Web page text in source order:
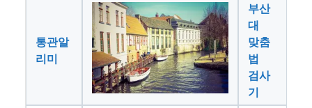
통관알
리미
부산
대
맞춤
법
검사
기